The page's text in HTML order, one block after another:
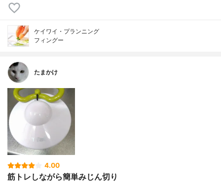
ケイワイ・プランニング
フィングー
たまかけ
4.00
筋トレしながら簡単みじん切り